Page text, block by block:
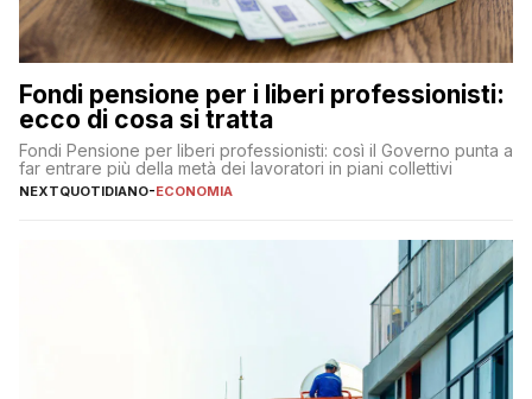
Fondi pensione per i liberi professionisti:
ecco di cosa si tratta
Fondi Pensione per liberi professionisti: così il Governo punta a
far entrare più della metà dei lavoratori in piani collettivi
NEXTQUOTIDIANO-ECONOMIA